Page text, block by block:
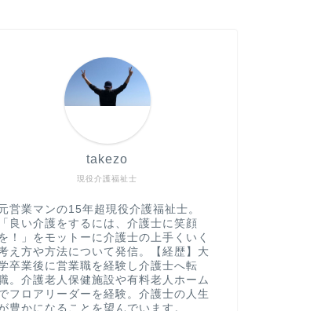
現役介護福祉士
takezo
営業マンの15年超現役介護福祉士。
「良い介護をするには、介護士に笑顔
！」をモットーに介護士の上手くいく
え方や方法について発信。【経歴】大
卒業後に営業職を経験し介護士へ転
。介護老人保健施設や有料老人ホーム
フロアリーダーを経験。介護士の人生
豊かになることを望んでいます。